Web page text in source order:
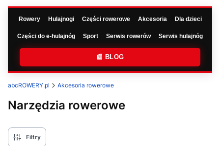
Rowery Hulajnogi Części rowerowe Akcesoria Dla dzieci
Części do e-hulajnóg Sport Serwis rowerów Serwis hulajnóg
📰 BLOG
abcROWERY.pl Akcesoria rowerowe
Narzędzia rowerowe
Filtry